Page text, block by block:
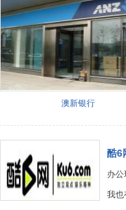
澳新银行
酷6
办公
我也